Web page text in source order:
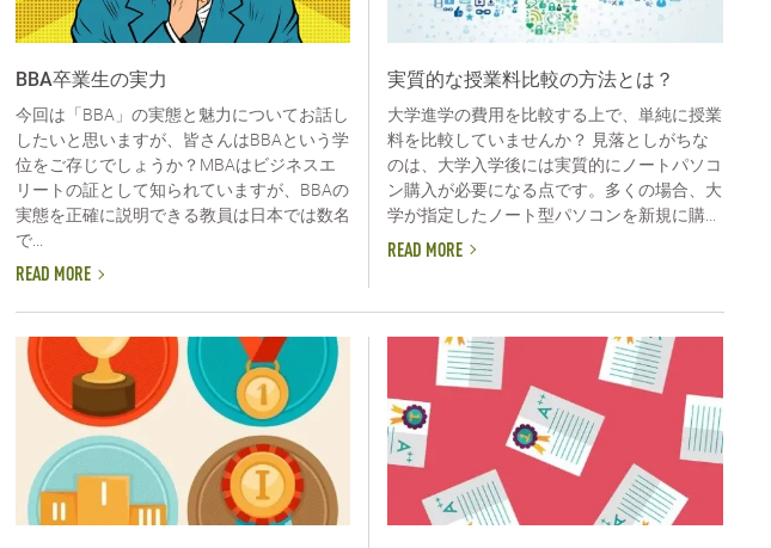
BBA卒業生の実力
今回は「BBA」の実態と魅力についてお話し
したいと思いますが、皆さんはBBAという学
位をご存じでしょうか？MBAはビジネスエ
リートの証として知られていますが、BBAの
実態を正確に説明できる教員は日本では数名
で...
READ MORE
実質的な授業料比較の方法とは？
大学進学の費用を比較する上で、単純に授業
料を比較していませんか？ 見落としがちな
のは、大学入学後には実質的にノートパソコ
ン購入が必要になる点です。多くの場合、大
学が指定したノート型パソコンを新規に購...
READ MORE